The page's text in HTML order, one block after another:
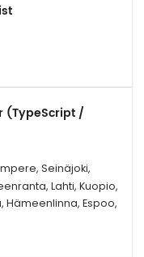
(TypeScript /
Seinäjoki,
Lahti, Kuopio,
Hämeenlinna, Espoo,